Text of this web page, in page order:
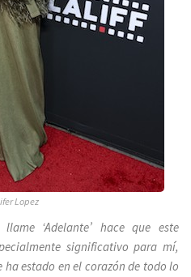
Lopez
‘Adelante’ hace que este
significativo para mí,
ha estado en el corazón de todo lo